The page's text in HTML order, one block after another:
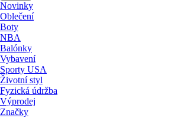
Novinky
Oblečení
Boty
NBA
Balónky
Vybavení
Sporty USA
Životní styl
Fyzická údržba
Výprodej
Značky